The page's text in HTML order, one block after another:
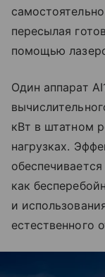
пересылая
помощью
Один аппарат
кВт в штатном
нагрузках.
как
и
естественного